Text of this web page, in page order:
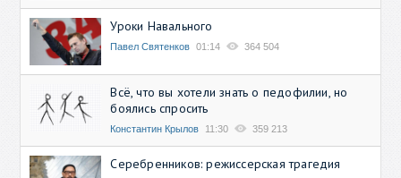
Уроки Навального
Павел Святенков 01:14 364 504
Всё, что вы хотели знать о педофилии, но
боялись спросить
Константин Крылов 11:30 359 213
Серебренников: режиссерская трагедия